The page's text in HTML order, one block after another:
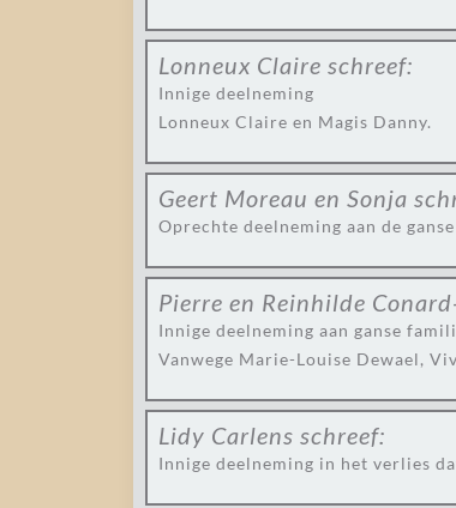
Lonneux Claire schreef:
Innige deelneming
Lonneux Claire en Magis Danny.
Geert Moreau en Sonja
Oprechte deelneming aan de
Pierre en Reinhilde
Innige deelneming aan ganse
Vanwege Marie-Louise Dewael,
Lidy Carlens schreef:
Innige deelneming in het verlies